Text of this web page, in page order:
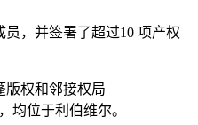
，并签署了超过10 项产权
版权和邻接权局
均位于利伯维尔。